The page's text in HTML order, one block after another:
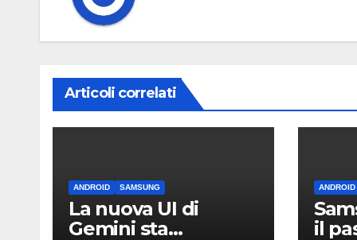
Articoli correlati
ANDROID SAMSUNG
La nuova UI di
Gemini sta
ANDROID
il